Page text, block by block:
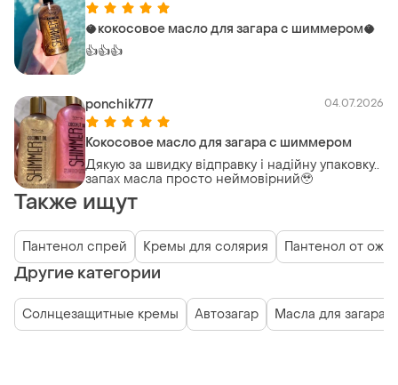
🥥кокосовое масло для загара с шиммером🥥
👍👍👍
ponchik777 04.07.2026
Кокосовое масло для загара с шиммером
Дякую за швидку відправку і надійну упаковку..
запах масла просто неймовірний🥹
Также ищут
Пантенол спрей Кремы для солярия Пантенол от
Другие категории
Солнцезащитные кремы Автозагар Масла для загара